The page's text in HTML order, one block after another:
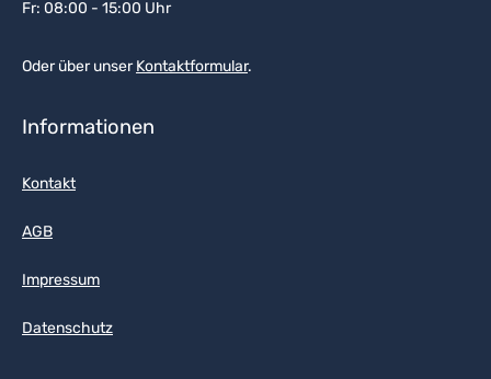
Fr: 08:00 - 15:00 Uhr
Oder über unserKontaktformular.
Informationen
Kontakt
AGB
Impressum
Datenschutz